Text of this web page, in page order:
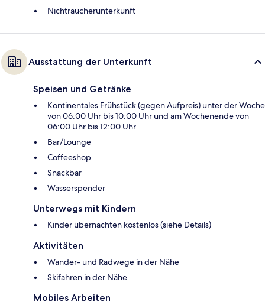
Nichtraucherunterkunft
Ausstattung der Unterkunft
Speisen und Getränke
Kontinentales Frühstück (gegen Aufpreis) unter der Woche
von 06:00 Uhr bis 10:00 Uhr und am Wochenende von
06:00 Uhr bis 12:00 Uhr
Bar/Lounge
Coffeeshop
Snackbar
Wasserspender
Unterwegs mit Kindern
Kinder übernachten kostenlos (siehe Details)
Aktivitäten
Wander- und Radwege in der Nähe
Skifahren in der Nähe
Mobiles Arbeiten